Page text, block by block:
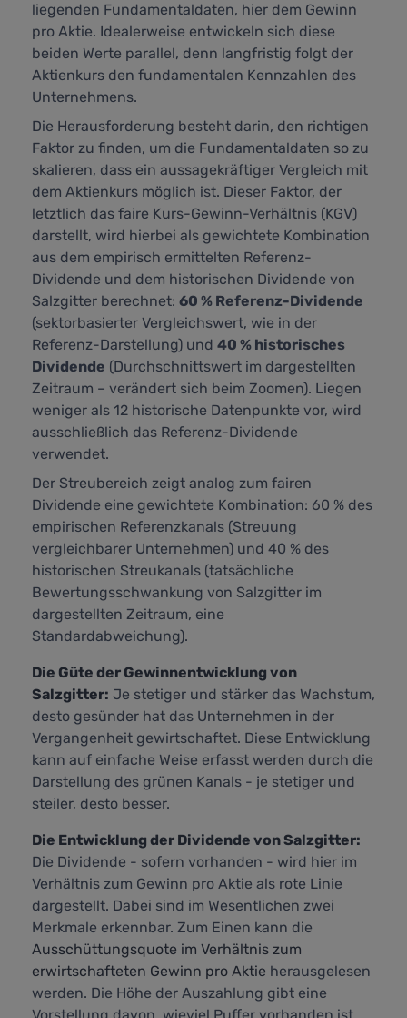
liegenden Fundamentaldaten, hier dem Gewinn
pro Aktie. Idealerweise entwickeln sich diese
beiden Werte parallel, denn langfristig folgt der
Aktienkurs den fundamentalen Kennzahlen des
Unternehmens.
Die Herausforderung besteht darin, den richtigen
Faktor zu finden, um die Fundamentaldaten so zu
skalieren, dass ein aussagekräftiger Vergleich mit
dem Aktienkurs möglich ist. Dieser Faktor, der
letztlich das faire Kurs-Gewinn-Verhältnis (KGV)
darstellt, wird hierbei als gewichtete Kombination
aus dem empirisch ermittelten Referenz-
Dividende und dem historischen Dividende von
Salzgitter berechnet: 60 % Referenz-Dividende
(sektorbasierter Vergleichswert, wie in der
Referenz-Darstellung) und 40 % historisches
Dividende (Durchschnittswert im dargestellten
Zeitraum – verändert sich beim Zoomen). Liegen
weniger als 12 historische Datenpunkte vor, wird
ausschließlich das Referenz-Dividende
verwendet.
Der Streubereich zeigt analog zum fairen
Dividende eine gewichtete Kombination: 60 % des
empirischen Referenzkanals (Streuung
vergleichbarer Unternehmen) und 40 % des
historischen Streukanals (tatsächliche
Bewertungsschwankung von Salzgitter im
dargestellten Zeitraum, eine
Standardabweichung).
Die Güte der Gewinnentwicklung von
Salzgitter: Je stetiger und stärker das Wachstum,
desto gesünder hat das Unternehmen in der
Vergangenheit gewirtschaftet. Diese Entwicklung
kann auf einfache Weise erfasst werden durch die
Darstellung des grünen Kanals - je stetiger und
steiler, desto besser.
Die Entwicklung der Dividende von Salzgitter:
Die Dividende - sofern vorhanden - wird hier im
Verhältnis zum Gewinn pro Aktie als rote Linie
dargestellt. Dabei sind im Wesentlichen zwei
Merkmale erkennbar. Zum Einen kann die
Ausschüttungsquote im Verhältnis zum
erwirtschafteten Gewinn pro Aktie herausgelesen
werden. Die Höhe der Auszahlung gibt eine